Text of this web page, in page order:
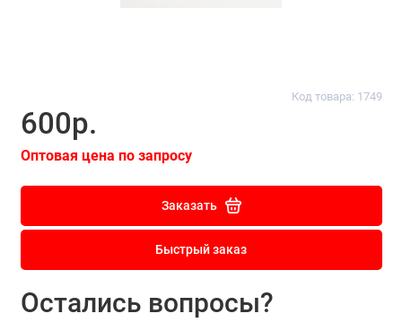
Код товара: 1749
600р.
Оптовая цена по запросу
Заказать
Быстрый заказ
Остались вопросы?